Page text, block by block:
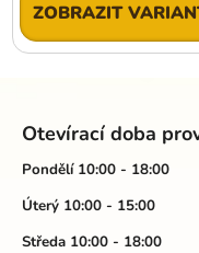
ZOBRAZIT
Otevírací doba
Pondělí 10:00 - 18:00
Úterý 10:00 - 15:00
Středa 10:00 - 18:00